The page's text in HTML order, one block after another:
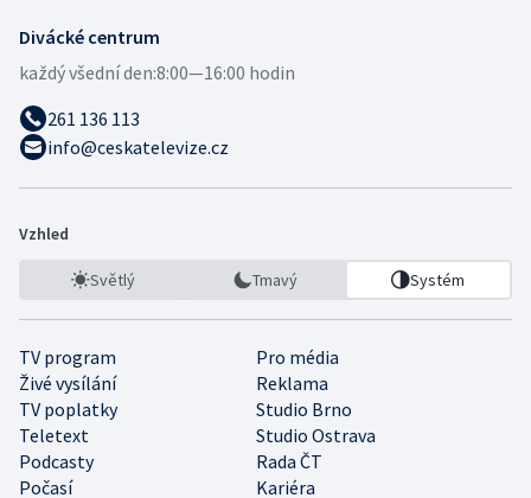
Divácké centrum
každý všední den:8:00—16:00 hodin
261 136 113
info@ceskatelevize.cz
Vzhled
Světlý Tmavý Systém
TV program
Pro média
Živé vysílání
Reklama
TV poplatky
Studio Brno
Teletext
Studio Ostrava
Podcasty
Rada ČT
Počasí
Kariéra